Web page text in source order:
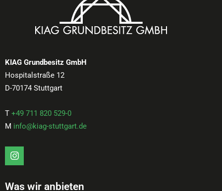
KIAG Grundbesitz GmbH
Hospitalstraße 12
D-70174 Stuttgart
T +49 711 820 529-0
M info@kiag-stuttgart.de
Instagram
Was wir anbieten